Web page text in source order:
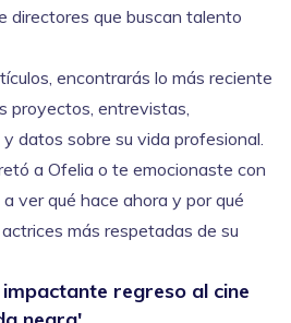
directores que buscan talento
encontrarás lo más reciente
proyectos, entrevistas,
datos sobre su vida profesional.
a Ofelia o te emocionaste con
ver qué hace ahora y por qué
más respetadas de su
regreso al cine